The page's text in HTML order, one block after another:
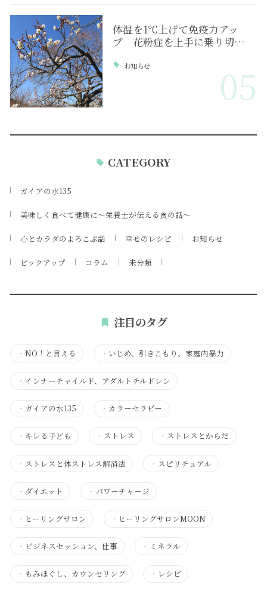
体温を1℃上げて免疫力アッ
プ 花粉症を上手に乗り切…
お知らせ 05
CATEGORY
ガイアの水135
美味しく食べて健康に～栄養士が伝える食の話～
心とカラダのよろこぶ話 幸せのレシピ お知らせ
ピックアップ コラム 未分類
注目のタグ
・ NO！と言える ・ いじめ、引きこもり、家庭内暴力
・ インナーチャイルド、アダルトチルドレン
・ ガイアの水135 ・ カラーセラピー
・ キレる子ども ・ ストレス ・ ストレスとからだ
・ ストレスと体ストレス解消法 ・ スピリチュアル
・ ダイエット ・ パワーチャージ
・ ヒーリングサロン ・ ヒーリングサロンMOON
・ ビジネスセッション、仕事 ・ ミネラル
・ もみほぐし、カウンセリング ・ レシピ